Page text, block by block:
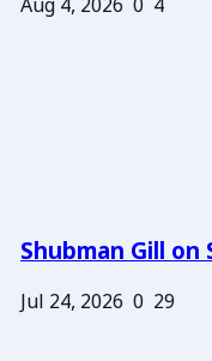
Aug 4, 2026 0 4
Shubman Gill on
Jul 24, 2026 0 29